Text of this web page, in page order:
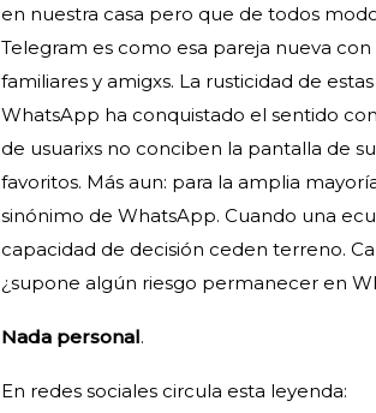
en nuestra casa pero que de todos
Telegram es como esa pareja nueva
familiares y amigxs. La rusticidad de
WhatsApp ha conquistado el sentido
de usuarixs no conciben la pantalla de
favoritos. Más aun: para la amplia
sinónimo de WhatsApp. Cuando una
capacidad de decisión ceden terreno.
¿supone algún riesgo permanecer en
Nada personal.
En redes sociales circula esta leyenda: